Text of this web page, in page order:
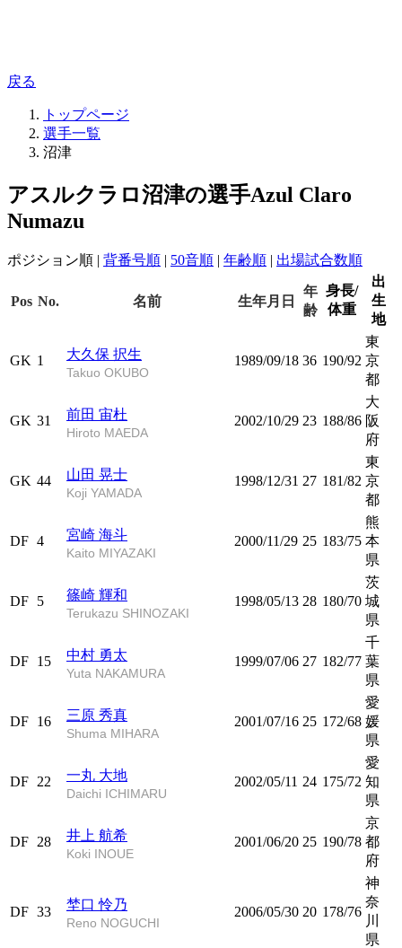
戻る
トップページ
選手一覧
沼津
アスルクラロ沼津の選手Azul Claro
Numazu
ポジション順 | 背番号順 | 50音順 | 年齢順 | 出場試合数順
Pos No. 名前 生年月日
年
齢
身長/
体重
出
生
地
GK 1 大久保 択生
Takuo OKUBO
1989/09/18 36 190/92
東
京
都
GK 31 前田 宙杜
Hiroto MAEDA
2002/10/29 23 188/86
大
阪
府
GK 44 山田 晃士
Koji YAMADA
1998/12/31 27 181/82
東
京
都
DF 4 宮崎 海斗
Kaito MIYAZAKI
2000/11/29 25 183/75
熊
本
県
DF 5 篠崎 輝和
Terukazu SHINOZAKI
1998/05/13 28 180/70
茨
城
県
DF 15 中村 勇太
Yuta NAKAMURA
1999/07/06 27 182/77
千
葉
県
DF 16 三原 秀真
Shuma MIHARA
2001/07/16 25 172/68
愛
媛
県
DF 22 一丸 大地
Daichi ICHIMARU
2002/05/11 24 175/72
愛
知
県
DF 28 井上 航希
Koki INOUE
2001/06/20 25 190/78
京
都
府
DF 33 埜口 怜乃
Reno NOGUCHI
2006/05/30 20 178/76
神
奈
川
県